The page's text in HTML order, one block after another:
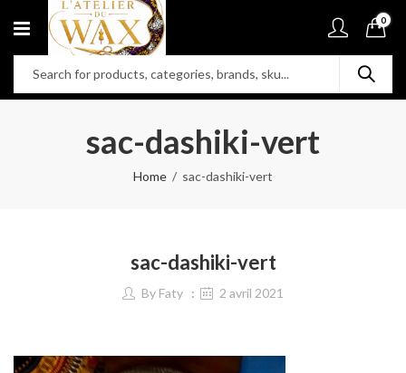
0
sac-dashiki-vert
Home sac-dashiki-vert
sac-dashiki-vert
By Faty 2 avril 2021